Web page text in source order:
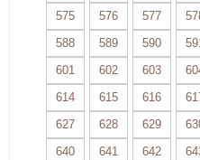
575
576 577
588
589 590
601
602 603
614
615 616
627
628 629
640
641 642